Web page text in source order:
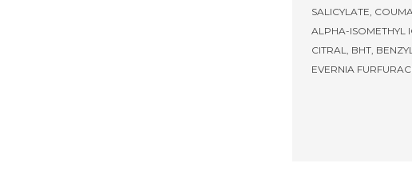
SALICYLATE,
ALPHA-ISOMETHYL
CITRAL, BHT,
EVERNIA